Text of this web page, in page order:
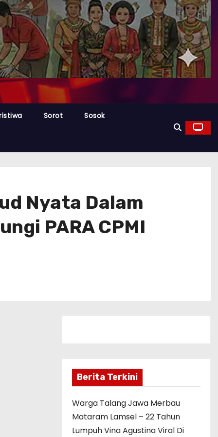
Sorot Sosok
Nyata Dalam
PARA CPMI
Berita Terkini
Warga Talang Jawa Merbau
Mataram Lamsel – 22 Tahun
Lumpuh Vina Agustina Viral Di